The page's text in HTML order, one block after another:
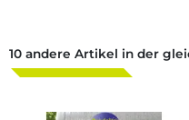
10 andere Artikel in der